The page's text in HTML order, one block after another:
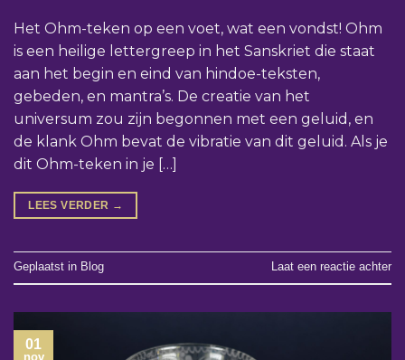
Het Ohm-teken op een voet, wat een vondst! Ohm
is een heilige lettergreep in het Sanskriet die staat
aan het begin en eind van hindoe-teksten,
gebeden, en mantra’s. De creatie van het
universum zou zijn begonnen met een geluid, en
de klank Ohm bevat de vibratie van dit geluid. Als je
dit Ohm-teken in je […]
LEES VERDER →
Geplaatst in Blog Laat een reactie achter
01
nov